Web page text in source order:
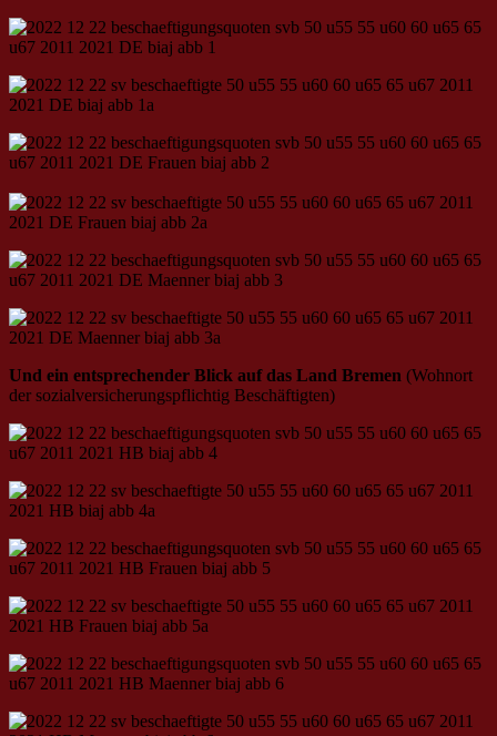
Und ein entsprechender Blick auf das Land Bremen (Wohnort
der sozialversicherungspflichtig Beschäftigten)